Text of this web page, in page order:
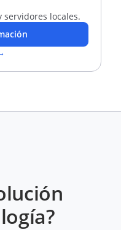
servidores locales.